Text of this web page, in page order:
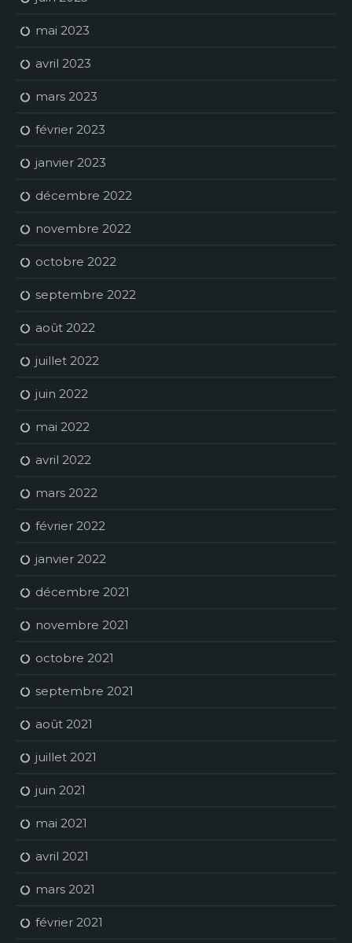
mai 2023
avril 2023
mars 2023
février 2023
janvier 2023
décembre 2022
novembre 2022
octobre 2022
septembre 2022
août 2022
juillet 2022
juin 2022
mai 2022
avril 2022
mars 2022
février 2022
janvier 2022
décembre 2021
novembre 2021
octobre 2021
septembre 2021
août 2021
juillet 2021
juin 2021
mai 2021
avril 2021
mars 2021
février 2021